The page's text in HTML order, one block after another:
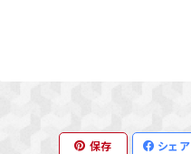
保存 シェア